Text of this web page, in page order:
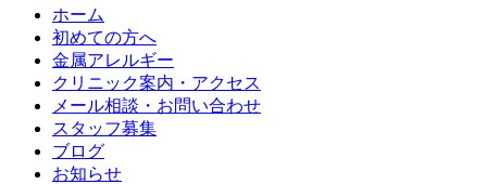
ホーム
初めての方へ
金属アレルギー
クリニック案内・アクセス
メール相談・お問い合わせ
スタッフ募集
ブログ
お知らせ